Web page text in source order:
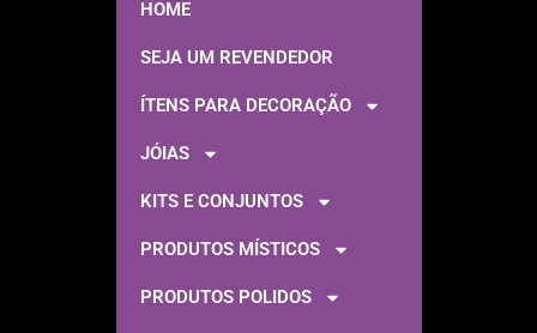
HOME
SEJA UM REVENDEDOR
ÍTENS PARA DECORAÇÃO
JÓIAS
KITS E CONJUNTOS
PRODUTOS MÍSTICOS
PRODUTOS POLIDOS